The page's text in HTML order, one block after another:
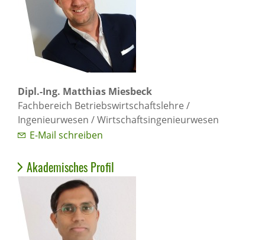
Dipl.-Ing. Matthias Miesbeck
Fachbereich Betriebswirtschaftslehre /
Ingenieurwesen / Wirtschaftsingenieurwesen
E-Mail schreiben
Akademisches Profil